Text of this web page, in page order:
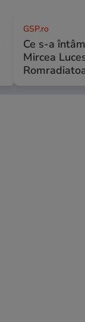
GSP.ro
Ce s-a
Mircea